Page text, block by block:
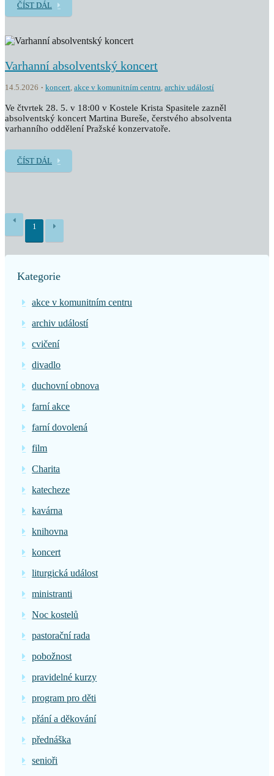
ČÍST DÁL
Varhanní absolventský koncert
14.5.2026 koncert, akce v komunitním centru, archiv událostí
Ve čtvrtek 28. 5. v 18:00 v Kostele Krista Spasitele zazněl
absolventský koncert Martina Bureše, čerstvého absolventa
varhanního oddělení Pražské konzervatoře.
ČÍST DÁL
1
Kategorie
akce v komunitním centru
archiv událostí
cvičení
divadlo
duchovní obnova
farní akce
farní dovolená
film
Charita
katecheze
kavárna
knihovna
koncert
liturgická událost
ministranti
Noc kostelů
pastorační rada
pobožnost
pravidelné kurzy
program pro děti
přání a děkování
přednáška
senioři